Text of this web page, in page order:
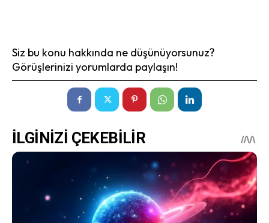
Siz bu konu hakkında ne düşünüyorsunuz?
Görüşlerinizi yorumlarda paylaşın!